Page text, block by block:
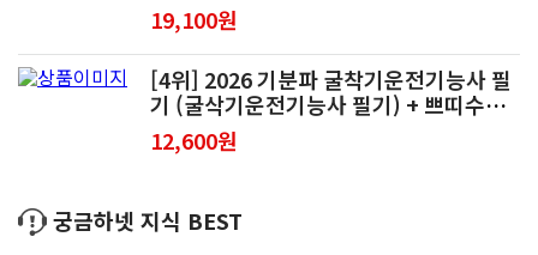
19,100원
[4위] 2026 기분파 굴착기운전기능사 필
기 (굴삭기운전기능사 필기) + 쁘띠수첩
증정
12,600원
궁금하넷 지식 BEST